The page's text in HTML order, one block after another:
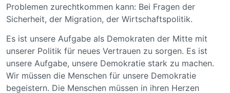
Problemen zurechtkommen kann: Bei Fragen der
Sicherheit, der Migration, der Wirtschaftspolitik.
Es ist unsere Aufgabe als Demokraten der Mitte mit
unserer Politik für neues Vertrauen zu sorgen. Es ist
unsere Aufgabe, unsere Demokratie stark zu machen.
Wir müssen die Menschen für unsere Demokratie
begeistern. Die Menschen müssen in ihren Herzen